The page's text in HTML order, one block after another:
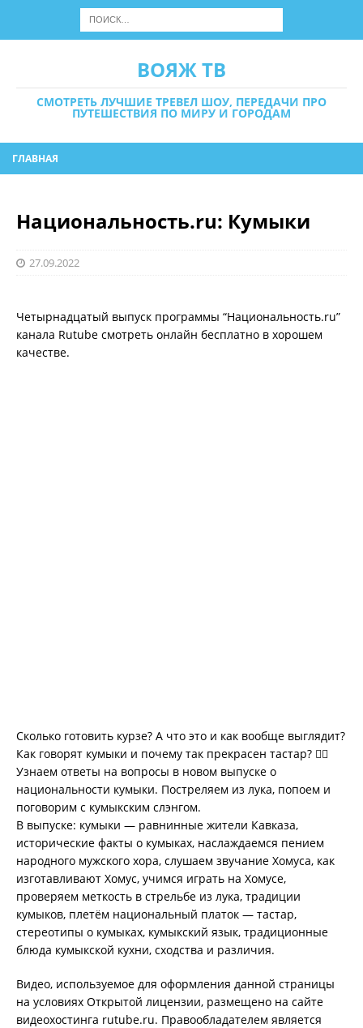
ВОЯЖ ТВ
СМОТРЕТЬ ЛУЧШИЕ ТРЕВЕЛ ШОУ, ПЕРЕДАЧИ ПРО
ПУТЕШЕСТВИЯ ПО МИРУ И ГОРОДАМ
ГЛАВНАЯ
Национальность.ru: Кумыки
27.09.2022
Четырнадцатый выпуск программы “Национальность.ru”
канала Rutube смотреть онлайн бесплатно в хорошем
качестве.
Сколько готовить курзе? А что это и как вообще выглядит?
Как говорят кумыки и почему так прекрасен тастар? 👉🏻
Узнаем ответы на вопросы в новом выпуске о
национальности кумыки. Постреляем из лука, попоем и
поговорим с кумыкским слэнгом.
В выпуске: кумыки — равнинные жители Кавказа,
исторические факты о кумыках, наслаждаемся пением
народного мужского хора, слушаем звучание Хомуса, как
изготавливают Хомус, учимся играть на Хомусе,
проверяем меткость в стрельбе из лука, традиции
кумыков, плетём национальный платок — тастар,
стереотипы о кумыках, кумыкский язык, традиционные
блюда кумыкской кухни, сходства и различия.
Видео, используемое для оформления данной страницы
на условиях Открытой лицензии, размещено на сайте
видеохостинга rutube.ru. Правообладателем является